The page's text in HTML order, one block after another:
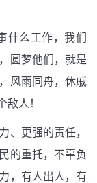
什么工作，我们
圆梦他们，就是
风雨同舟，休戚
敌人！
、更强的责任，
的重托，不辜负
，有人出人，有